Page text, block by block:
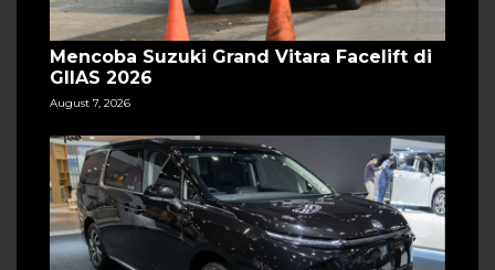
Mencoba Suzuki Grand Vitara Facelift di
GIIAS 2026
August 7, 2026